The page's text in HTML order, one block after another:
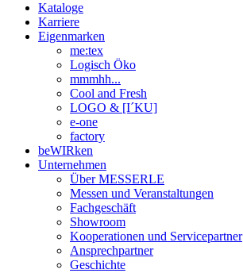
Kataloge
Karriere
Eigenmarken
me:tex
Logisch Öko
mmmhh...
Cool and Fresh
LOGO & [I´KU]
e-one
factory
beWIRken
Unternehmen
Über MESSERLE
Messen und Veranstaltungen
Fachgeschäft
Showroom
Kooperationen und Servicepartner
Ansprechpartner
Geschichte